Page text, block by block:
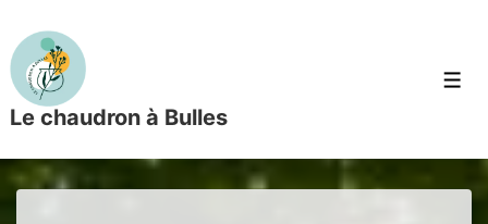
passer
au
contenu
Le chaudron à Bulles